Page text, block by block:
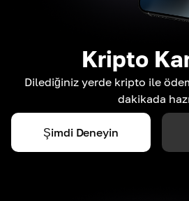
Kripto
Dilediğiniz yerde kripto ile
dakikada
Şimdi Deneyin